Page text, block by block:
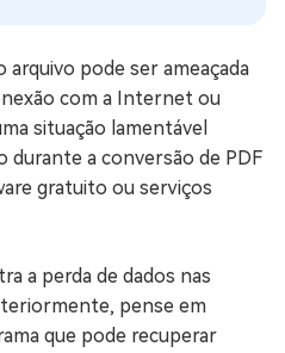
arquivo pode ser ameaçada
com a Internet ou
situação lamentável
durante a conversão de PDF
gratuito ou serviços
a perda de dados nas
pense em
que pode recuperar